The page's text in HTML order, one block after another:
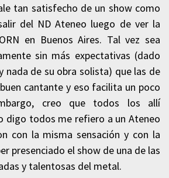
tan satisfecho de un show como
del ND Ateneo luego de ver la
en Buenos Aires. Tal vez sea
sin más expectativas (dado
nada de su obra solista) que las de
cantante y eso facilita un poco
creo que todos los allí
digo todos me refiero a un Ateneo
con la misma sensación y con la
presenciado el show de una de las
y talentosas del metal.